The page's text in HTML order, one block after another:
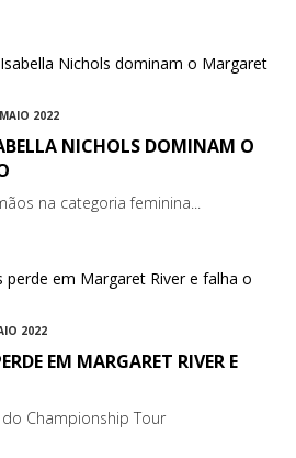
2022
NICHOLS DOMINAM O
na categoria feminina...
2022
EM MARGARET RIVER E
Championship Tour